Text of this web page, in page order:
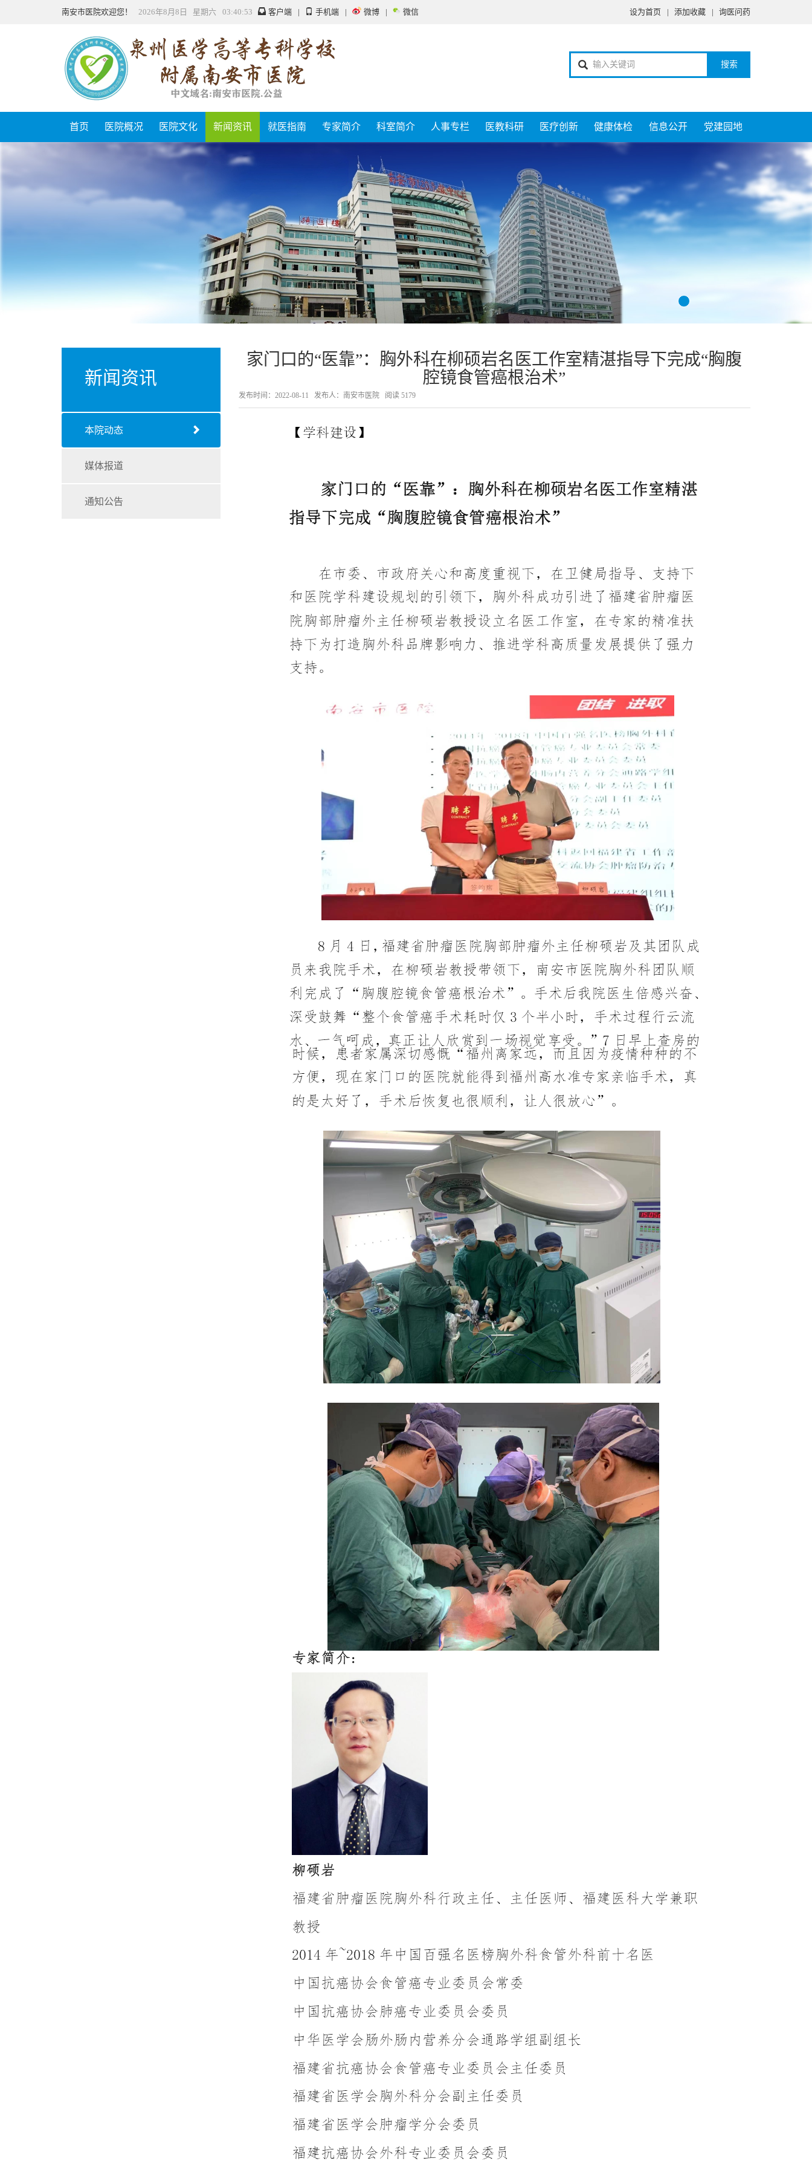
南安市医院欢迎您！ 2026年8月8日 星期六 03:40:54 客户端 | 手机端 | 微博 | 微信 设为首页 | 添加收藏 | 询医问药
搜索
首页 医院概况 医院文化 新闻资讯 就医指南 专家简介 科室简介 人事专栏 医教科研 医疗创新 健康体检 信息公开 党建园地
新闻资讯
本院动态
媒体报道
通知公告
家门口的“医靠”：胸外科在柳硕岩名医工作室精湛指导下完成“胸腹
腔镜食管癌根治术”
发布时间：2022-08-11 发布人：南安市医院 阅读 5179